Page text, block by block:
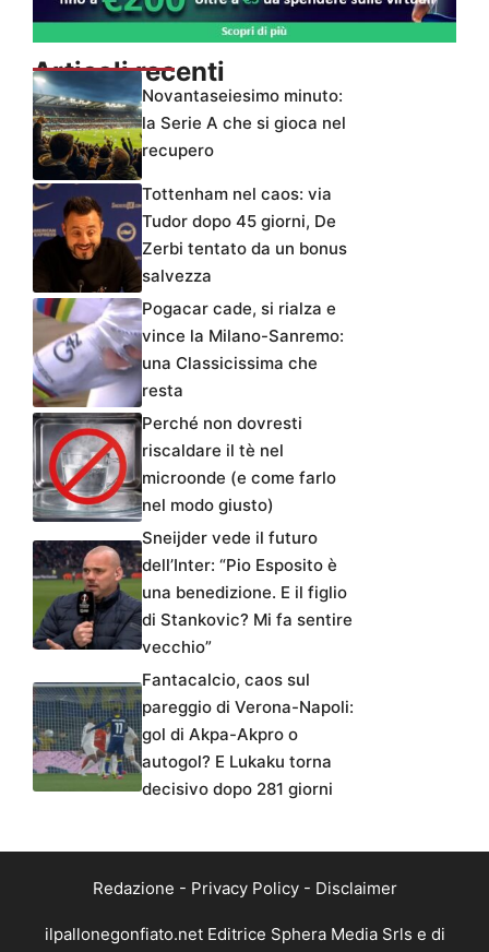
Articoli recenti
Novantaseiesimo minuto:
la Serie A che si gioca nel
recupero
Tottenham nel caos: via
Tudor dopo 45 giorni, De
Zerbi tentato da un bonus
salvezza
Pogacar cade, si rialza e
vince la Milano-Sanremo:
una Classicissima che
resta
Perché non dovresti
riscaldare il tè nel
microonde (e come farlo
nel modo giusto)
Sneijder vede il futuro
dell’Inter: “Pio Esposito è
una benedizione. E il figlio
di Stankovic? Mi fa sentire
vecchio”
Fantacalcio, caos sul
pareggio di Verona-Napoli:
gol di Akpa-Akpro o
autogol? E Lukaku torna
decisivo dopo 281 giorni
Redazione - Privacy Policy- Disclaimer
ilpallonegonfiato.net Editrice Sphera Media Srls e di